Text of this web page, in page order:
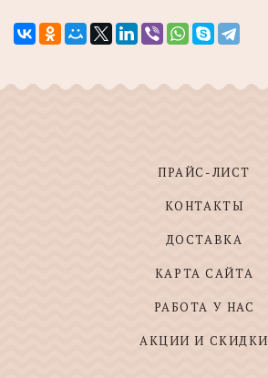
ПРАЙС-ЛИСТ
КОНТАКТЫ
ДОСТАВКА
КАРТА САЙТА
РАБОТА У НАС
АКЦИИ И СКИДКИ